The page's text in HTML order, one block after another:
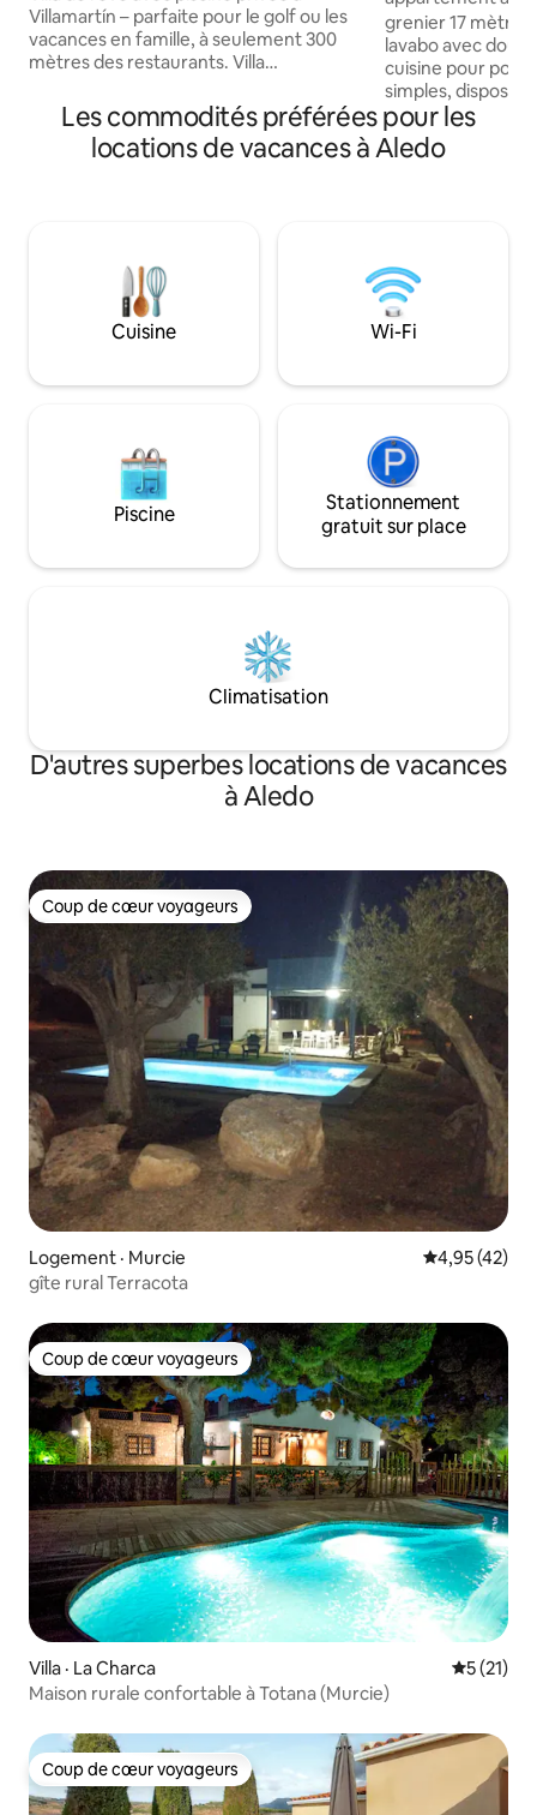
Villamartín – parfaite pour le golf ou les
vacances en famille, à seulement 300
mètres des restaurants. Villa
ses 4 chambres et ses 2 salles de bain, la
maison est idéale pour les couples, les
familles ou les voyages de golf entre
minutes à pied. Plusieurs terrains de golf
populaires à moins de 5 minutes. Les
plages de La Zenia et de Playa Flamenca
sont à environ 5 km. La Zenia Boulevard
dans la ville
grenier 17 mètres
lavabo avec
cuisine pour
simples, dispose
mètres AVEC
état de marche, sauf
minutes de
65 ans ACCÈS
CLIENTS NOUS NE SOMMES PAS DANS
LE CENTRE, SI
AIRBNB CENTRAL
reposer
Les commodités préférées pour les
locations de vacances à Aledo
Cuisine Wi-Fi
Piscine
Stationnement
gratuit sur place
Climatisation
D'autres superbes locations de vacances
à Aledo
Coup de cœur voyageurs
Coup de cœur voyageurs
Logement · Murcie Note
4,95 (42)
gîte rural Terracota
Coup de cœur voyageurs
Coup de cœur voyageurs
Villa · La Charca Note
5 (21)
Maison rurale confortable à Totana (Murcie)
Coup de cœur voyageurs
Coup de cœur voyageurs